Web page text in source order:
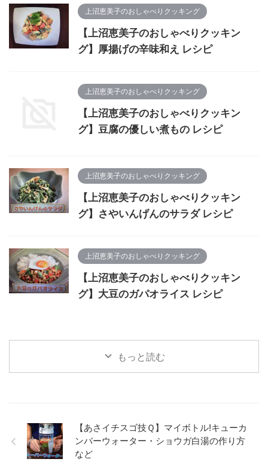
上沼恵美子のおしゃべりクッキング
【上沼恵美子のおしゃべりクッキン
グ】厚揚げの辛味和え レシピ
上沼恵美子のおしゃべりクッキング
【上沼恵美子のおしゃべりクッキン
グ】豆腐の優しい煮もの レシピ
上沼恵美子のおしゃべりクッキング
【上沼恵美子のおしゃべりクッキン
グ】さやいんげんのサラダ レシピ
上沼恵美子のおしゃべりクッキング
【上沼恵美子のおしゃべりクッキン
グ】大豆のガパオライス レシピ
もっと読む
【あさイチスゴ技Ｑ】マイボトル!キューカ
ンバーウォーター・ショウガ白湯の作り方
など